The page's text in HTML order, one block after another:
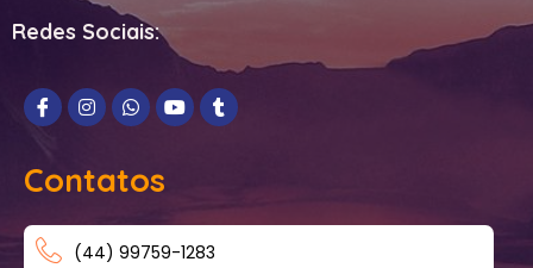
Redes Sociais:
Contatos
(44) 99759-1283